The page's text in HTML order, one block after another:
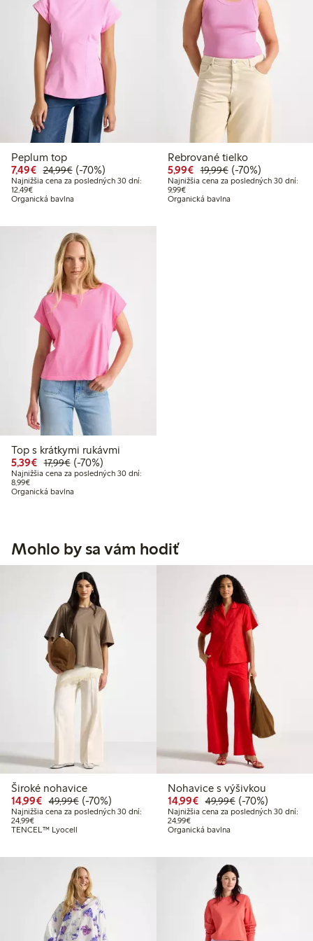
Peplum top
7,49€ Zvýhodnená cena: 7,49 €
24,99€Bežná cena: 24,99 €
70% zľava
(-70%)
Najnižšia cena za posledných 30 dní:
12,49€Najnižšia cena za posledných 30 dní: 12,49 €
Organická bavlna
Rebrované tielko
5,99€ Zvýhodnená cena:
19,99€Bežná cena:
70% zľava
(-70%)
Najnižšia cena za posledných 30 dní:
9,99€Najnižšia cena za posledných 30
Organická bavlna
Top s krátkymi rukávmi
5,39€ Zvýhodnená cena: 5,39 €
17,99€Bežná cena: 17,99 €
70% zľava
(-70%)
Najnižšia cena za posledných 30 dní:
8,99€Najnižšia cena za posledných 30 dní: 8,99 €
Organická bavlna
Mohlo by sa vám hodiť
Široké nohavice
14,99€ Zvýhodnená cena: 14,99 €
49,99€Bežná cena: 49,99 €
70% zľava
(-70%)
Najnižšia cena za posledných 30 dní:
24,99€Najnižšia cena za posledných 30 dní: 24,99 €
TENCEL™ Lyocell
Nohavice s výšivkou
14,99€ Zvýhodnená cena:
49,99€Bežná cena:
70% zľava
(-70%)
Najnižšia cena za posledných 30 dní:
24,99€Najnižšia cena za posledných 30
Organická bavlna